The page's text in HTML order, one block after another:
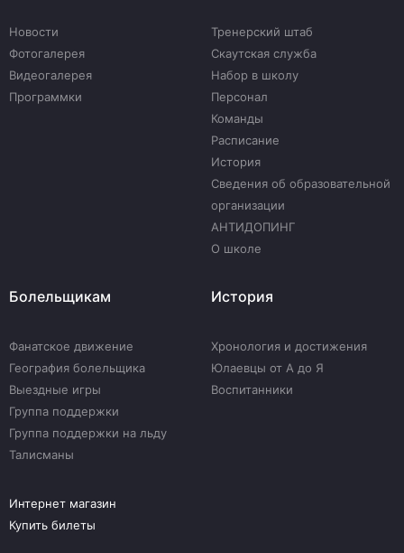
Новости
Фотогалерея
Видеогалерея
Программки
Тренерский штаб
Скаутская служба
Набор в школу
Персонал
Команды
Расписание
История
Сведения об образовательной
организации
АНТИДОПИНГ
О школе
Болельщикам
Фанатское движение
География болельщика
Выездные игры
Группа поддержки
Группа поддержки на льду
Талисманы
История
Хронология и достижения
Юлаевцы от А до Я
Воспитанники
Интернет магазин
Купить билеты